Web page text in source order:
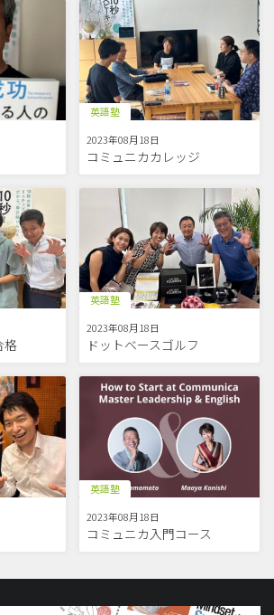
英語塾
2023年08月18日
コミュニカカレッジ
格
英語塾
2023年08月18日
ドットベースゴルフ
英語塾
2023年08月18日
コミュニカ入門コース